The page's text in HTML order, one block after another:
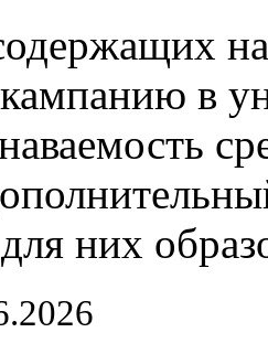
в
них